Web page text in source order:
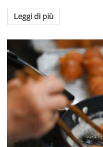
Leggi di più